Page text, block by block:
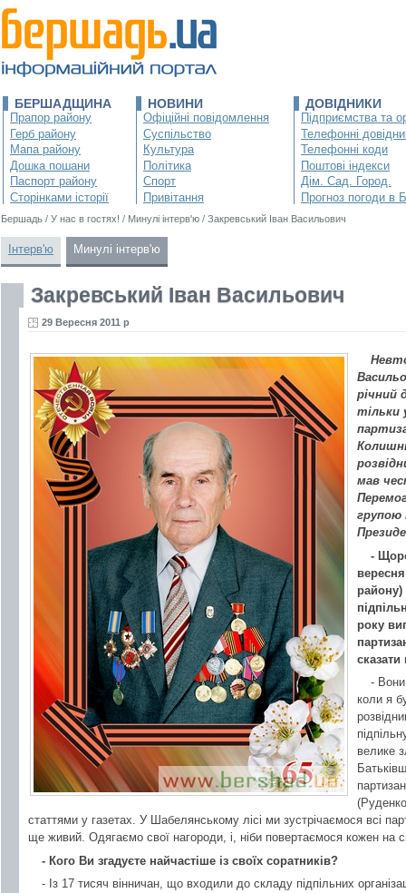
БЕРШАДЩИНА
Прапор району
Герб району
Мапа району
Дошка пошани
Паспорт району
Сторінками історії
НОВИНИ
Офіційні повідомлення
Суспільство
Культура
Політика
Спорт
Привітання
ДОВІДНИКИ
Підприємства та
Телефонні
Телефонні коди
Поштові індекси
Дім. Сад. Город.
Прогноз погоди в
Бершадь / У нас в гостях! / Минулі інтерв'ю / Закревський Іван Васильович
Інтерв'ю Минулі інтерв'ю
Закревський Іван Васильович
29 Вересня 2011 р
річний
тільки
мав
групою
-
району)
року
сказати
-
коли я
велике
статтями у газетах. У Шабелянському лісі ми зустрічаємося всі
ще живий. Одягаємо свої нагороди, і, ніби повертаємося кожен на
- Кого Ви згадуєте найчастіше із своїх соратників?
- Із 17 тисяч вінничан, що входили до складу підпільних